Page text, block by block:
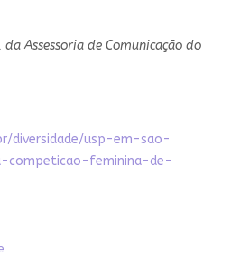
Assessoria de Comunicação do
diversidade/usp-em-sao-
competicao-feminina-de-